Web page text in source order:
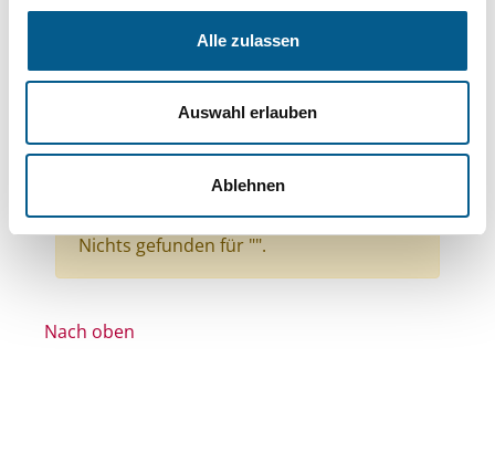
Alle zulassen
Auswahl erlauben
Ablehnen
Themen: Kunst & Kultur
Themen: Wohlfahrtswesen
Themen: Bürgerschaftliches Engagement
Themen: Seniorinnen, Senioren & Pflege
Themen: Ländliche Entwicklung
Alle Filter entfernen
Nichts gefunden für "".
Nach oben